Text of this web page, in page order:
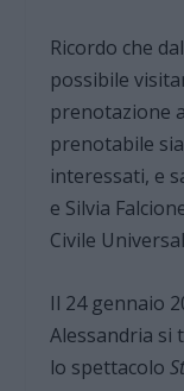
Ricordo che
possibile
prenotazione a
prenotabile
interessati, e
e Silvia
Civile
Il 24 gennaio
Alessandria si
lo spettacolo